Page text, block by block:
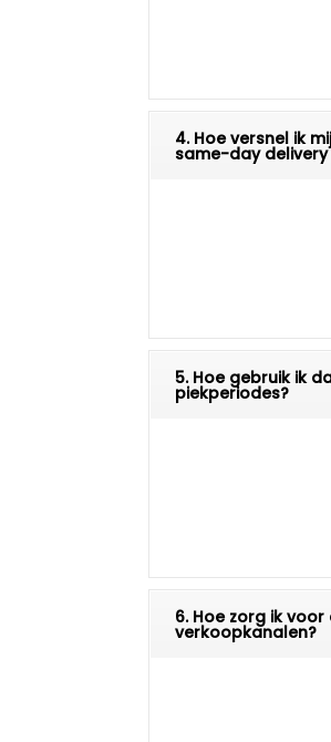
4. Hoe versnel ik
same-day
5. Hoe gebruik ik
piekperiodes?
6. Hoe zorg ik
verkoopkanalen?